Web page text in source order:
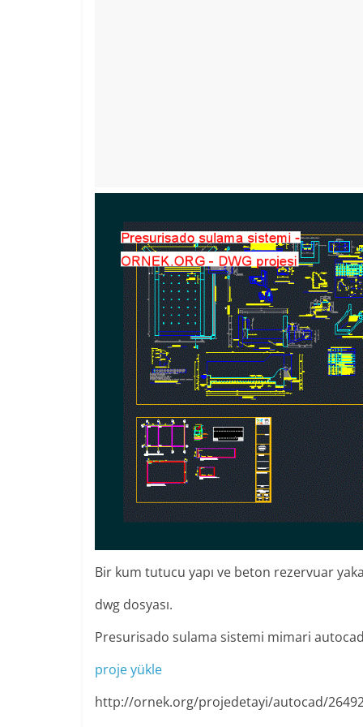
Bir kum tutucu yapı ve beton rezervuar
dwg dosyası.
Presurisado sulama sistemi mimari
proje yükle
http://ornek.org/projedetayi/autocad/